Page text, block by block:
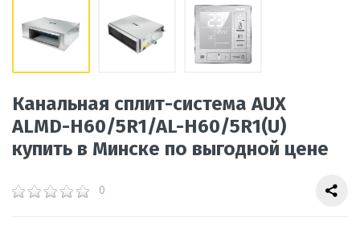
Канальная сплит-система AUX
ALMD-H60/5R1/AL-H60/5R1(U)
купить в Минске по выгодной цене
0